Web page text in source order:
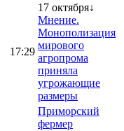
17:29
17 октября↓
Мнение.
Монополизация
мирового
агропрома
приняла
угрожающие
размеры
Приморский
фермер